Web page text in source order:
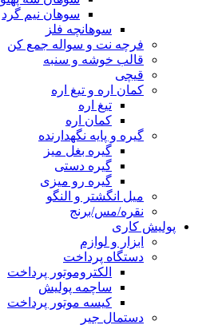
سوهان نیم گرد
سوهانچه فلز
فرچه نت و سواله جمع کن
قالب خوشه و سنبه
قیچی
کمان اره و تیغ اره
تیغ اره
کمان اره
گیره و پایه نگهدارنده
گیره بغل میز
گیره دستی
گیره رو میزی
میل انگشتر و النگو
نقره/مس/برنج
پولیش کاری
ابزار و لوازم
دستگاه پرداخت
الکتروموتور پرداخت
ساچمه پولیش
کیسه موتور پرداخت
دستمال جیر